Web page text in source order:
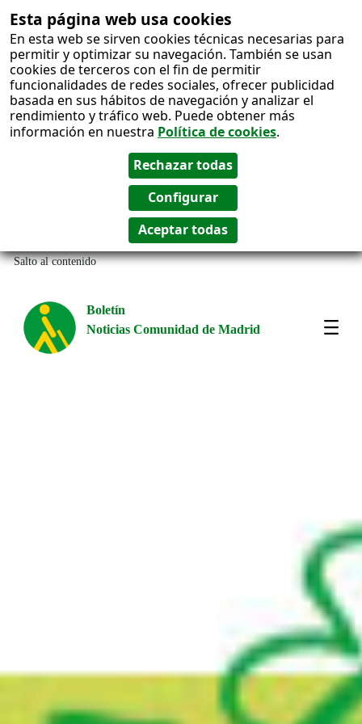
Esta página web usa cookies
En esta web se sirven cookies técnicas necesarias para
permitir y optimizar su navegación. También se usan
cookies de terceros con el fin de permitir
funcionalidades de redes sociales, ofrecer publicidad
basada en sus hábitos de navegación y analizar el
rendimiento y tráfico web. Puede obtener más
información en nuestra Política de cookies.
Salto al contenido
Boletín
Noticias Comunidad de Madrid